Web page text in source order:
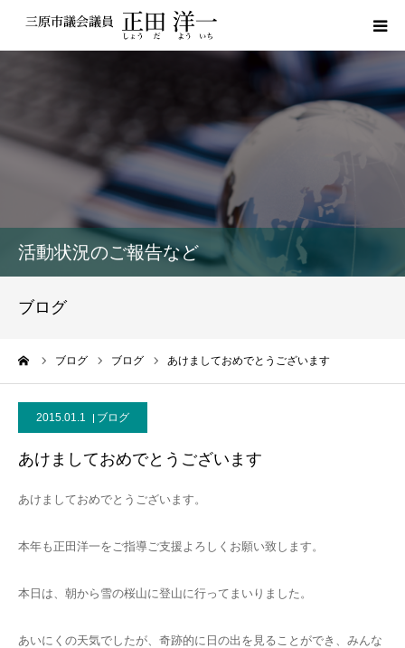
活動状況のご報告など
ブログ
ブログ ブログ あけましておめでとうございます
2015.01.1 ブログ
あけましておめでとうございます
あけましておめでとうございます。
本年も正田洋一をご指導ご支援よろしくお願い致します。
本日は、朝から雪の桜山に登山に行ってまいりました。
あいにくの天気でしたが、奇跡的に日の出を見ることができ、みんな
議員レポート
お問い合わせ